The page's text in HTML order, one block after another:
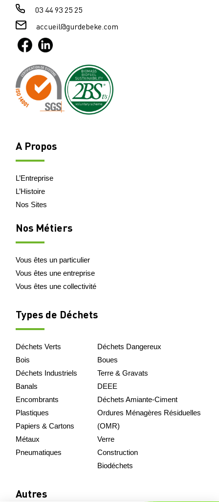
03 44 93 25 25
accueil@gurdebeke.com
A Propos
L’Entreprise
L’Histoire
Nos Sites
Nos Métiers
Vous êtes un particulier
Vous êtes une entreprise
Vous êtes une collectivité
Types de Déchets
Déchets Verts
Bois
Déchets Industriels
Banals
Encombrants
Plastiques
Papiers & Cartons
Métaux
Pneumatiques
Déchets Dangereux
Boues
Terre & Gravats
DEEE
Déchets Amiante-Ciment
Ordures Ménagères Résiduelles
(OMR)
Verre
Construction
Biodéchets
Autres